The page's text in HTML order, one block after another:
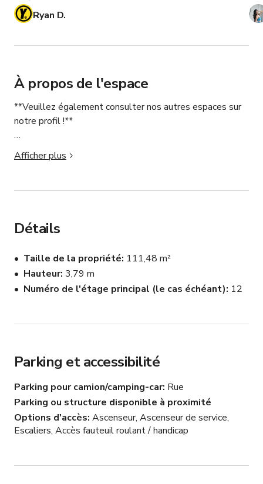
Ryan D.
À propos de l'espace
**Veuillez également consulter nos autres espaces sur
notre profil !**
Penthouse loft historique architectural à deux étages
situé au cœur du centre-ville de Los Angeles. Plafonds
escalier industriel, sols et piliers en béton.
radieux et un ensoleillement toute la journée qui le
baignent d'une lueur chaude et dorée.
L'infrastructure industrielle du loft et ses intérieurs
méticuleusement sélectionnés confèrent une ambiance
aux amateurs de design — avec des meubles de
styles de production, y compris séances photo, films,
clips musicaux, publicités, interviews et propositions.
LES DÉTAILS
Afficher plus
Détails
Taille de la propriété 111,48 m²
Hauteur 3,79 m
Numéro de l'étage principal (le cas échéant) 12
Parking et accessibilité
Parking pour camion/camping-car Rue
Parking ou structure disponible à proximité
Options d'accès Ascenseur, Ascenseur de service,
Escaliers, Accès fauteuil roulant / handicap